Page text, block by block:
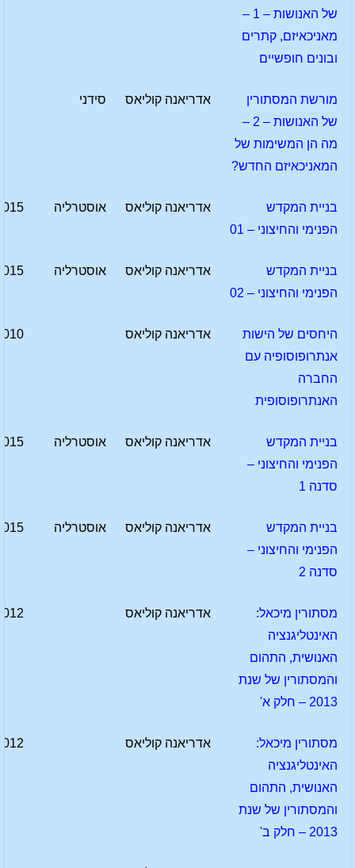
של האנושות – 1 –
מאניכאיזם, קתרים
ובונים חופשיים
מורשת המסתורין
של האנושות – 2 –
מה הן המשימות של
המאניכאיזם החדש?
אדריאנה קוליאס סידני
בניית המקדש
הפנימי והחיצוני – 01
אדריאנה קוליאס אוסטרליה
בניית המקדש
הפנימי והחיצוני – 02
אדריאנה קוליאס אוסטרליה
היחסים של הישות
אנתרופוסופיה עם
החברה
האנתרופוסופית
אדריאנה קוליאס
בניית המקדש
הפנימי והחיצוני –
סדנה 1
אדריאנה קוליאס אוסטרליה
בניית המקדש
הפנימי והחיצוני –
סדנה 2
אדריאנה קוליאס אוסטרליה
מסתורין מיכאל:
האינטליגנציה
האנושית, התהום
והמסתורין של שנת
2013 – חלק א'
אדריאנה קוליאס
מסתורין מיכאל:
האינטליגנציה
האנושית, התהום
והמסתורין של שנת
2013 – חלק ב'
אדריאנה קוליאס